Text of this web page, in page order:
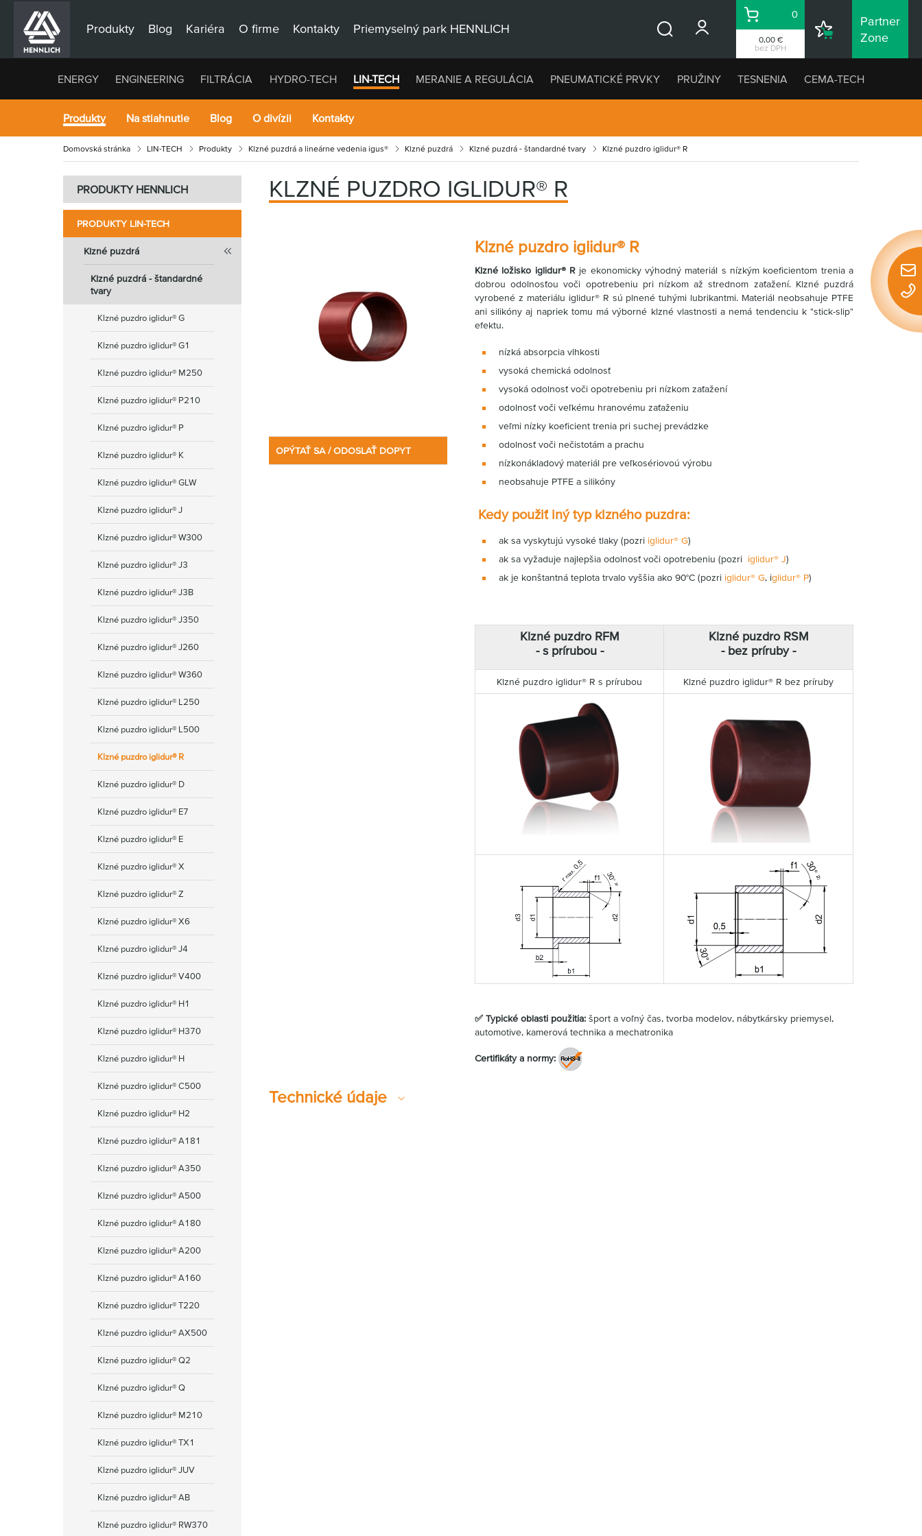
Produkty Blog Kariéra O firme Kontakty Priemyselný park HENNLICH
0,00 €
bez DPH
Košík
0
Nákupný
Partner
Zone
ENERGY ENGINEERING FILTRÁCIA HYDRO-TECH LIN-TECH MERANIE A REGULÁCIA PNEUMATICKÉ PRVKY PRUŽINY TESNENIA CEMA-TECH
Produkty Na stiahnutie Blog O divízii Kontakty
Domovská stránka LIN-TECH Produkty Klzné puzdrá a lineárne vedenia igus® Klzné puzdrá Klzné puzdrá - štandardné tvary Klzné puzdro iglidur® R
PRODUKTY HENNLICH
PRODUKTY LIN-TECH
Klzné puzdrá
Klzné puzdrá - štandardné
tvary
Klzné puzdro iglidur® G
Klzné puzdro iglidur® G1
Klzné puzdro iglidur® M250
Klzné puzdro iglidur® P210
Klzné puzdro iglidur® P
Klzné puzdro iglidur® K
Klzné puzdro iglidur® GLW
Klzné puzdro iglidur® J
Klzné puzdro iglidur® W300
Klzné puzdro iglidur® J3
Klzné puzdro iglidur® J3B
Klzné puzdro iglidur® J350
Klzné puzdro iglidur® J260
Klzné puzdro iglidur® W360
Klzné puzdro iglidur® L250
Klzné puzdro iglidur® L500
Klzné puzdro iglidur® R
Klzné puzdro iglidur® D
Klzné puzdro iglidur® E7
Klzné puzdro iglidur® E
Klzné puzdro iglidur® X
Klzné puzdro iglidur® Z
Klzné puzdro iglidur® Х6
Klzné puzdro iglidur® J4
Klzné puzdro iglidur® V400
Klzné puzdro iglidur® H1
Klzné puzdro iglidur® H370
Klzné puzdro iglidur® H
Klzné puzdro iglidur® C500
Klzné puzdro iglidur® H2
Klzné puzdro iglidur® A181
Klzné puzdro iglidur® А350
Klzné puzdro iglidur® A500
Klzné puzdro iglidur® A180
Klzné puzdro iglidur® A200
Klzné puzdro iglidur® A160
Klzné puzdro iglidur® T220
Klzné puzdro iglidur® AX500
Klzné puzdro iglidur® Q2
Klzné puzdro iglidur® Q
Klzné puzdro iglidur® M210
Klzné puzdro iglidur® TX1
Klzné puzdro iglidur® JUV
Klzné puzdro iglidur® AB
Klzné puzdro iglidur® RW370
KLZNÉ PUZDRO IGLIDUR® R
OPÝTAŤ SA / ODOSLAŤ DOPYT
Klzné puzdro iglidur® R
Klzné ložisko iglidur® R je ekonomicky výhodný materiál s nízkým koeficientom trenia a
dobrou odolnosťou voči opotrebeniu pri nízkom až strednom zaťažení. Klzné puzdrá
vyrobené z materiálu iglidur® R sú plnené tuhými lubrikantmi. Materiál neobsahuje PTFE
ani silikóny aj napriek tomu má výborné klzné vlastnosti a nemá tendenciu k "stick-slip"
efektu.
nízká absorpcia vlhkosti
vysoká chemická odolnosť
vysoká odolnosť voči opotrebeniu pri nízkom zaťažení
odolnosť voči veľkému hranovému zaťaženiu
veľmi nízky koeficient trenia pri suchej prevádzke
odolnosť voči nečistotám a prachu
nízkonákladový materiál pre veľkosériovoú výrobu
neobsahuje PTFE a silikóny
Kedy použiť iný typ klzného puzdra:
ak sa vyskytujú vysoké tlaky (pozri iglidur® G)
ak sa vyžaduje najlepšia odolnosť voči opotrebeniu (pozri iglidur® J)
ak je konštantná teplota trvalo vyššia ako 90°C (pozri iglidur® G, iglidur® P)
Klzné puzdro RFM
- s prírubou -
Klzné puzdro RSM
- bez príruby -
Klzné puzdro iglidur® R s prírubou Klzné puzdro iglidur® R bez príruby
✅ Typické oblasti použitia: šport a voľný čas, tvorba modelov, nábytkársky priemysel,
automotive, kamerová technika a mechatronika
Certifikáty a normy:
Technické údaje